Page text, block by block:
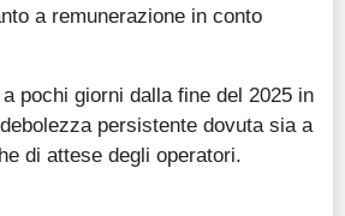
a remunerazione in conto
pochi giorni dalla fine del 2025 in
persistente dovuta sia a
di attese degli operatori.